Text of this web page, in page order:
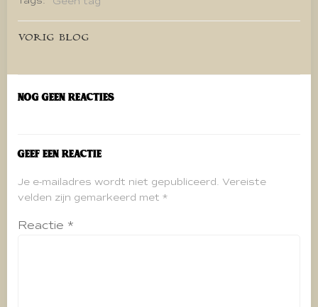
Bericht
navigatie
VORIG BLOG
Nog geen reacties
Geef een reactie
Je e-mailadres wordt niet gepubliceerd. Vereiste
velden zijn gemarkeerd met *
Reactie *